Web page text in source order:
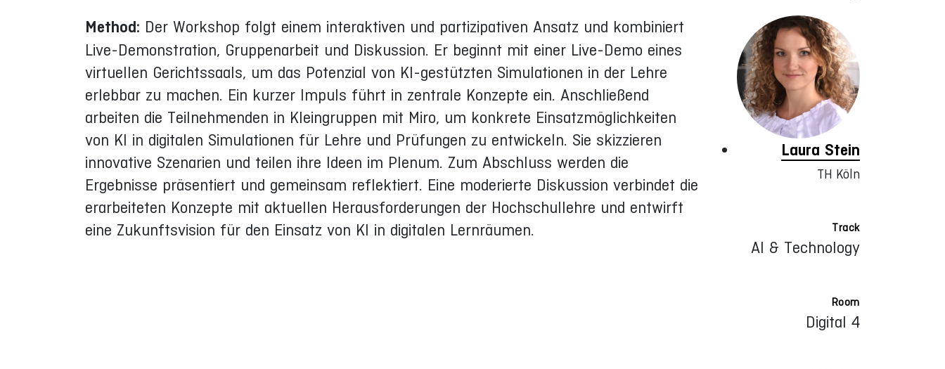
Method: Der Workshop folgt einem interaktiven und partizipativen Ansatz und kombiniert
Live-Demonstration, Gruppenarbeit und Diskussion. Er beginnt mit einer Live-Demo eines
virtuellen Gerichtssaals, um das Potenzial von KI-gestützten Simulationen in der Lehre
erlebbar zu machen. Ein kurzer Impuls führt in zentrale Konzepte ein. Anschließend
arbeiten die Teilnehmenden in Kleingruppen mit Miro, um konkrete Einsatzmöglichkeiten
von KI in digitalen Simulationen für Lehre und Prüfungen zu entwickeln. Sie skizzieren
innovative Szenarien und teilen ihre Ideen im Plenum. Zum Abschluss werden die
Ergebnisse präsentiert und gemeinsam reflektiert. Eine moderierte Diskussion verbindet die
erarbeiteten Konzepte mit aktuellen Herausforderungen der Hochschullehre und entwirft
eine Zukunftsvision für den Einsatz von KI in digitalen Lernräumen.
Laura Stein
TH Köln
Track
AI & Technology
Room
Digital 4